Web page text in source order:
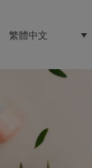
繁體中文